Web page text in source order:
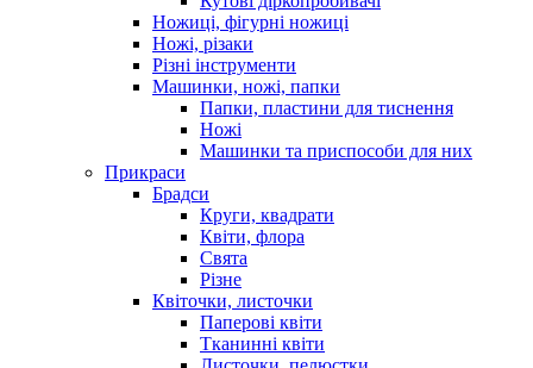
Ножиці, фігурні ножиці
Ножі, різаки
Різні інструменти
Машинки, ножі, папки
Папки, пластини для тиснення
Ножі
Машинки та приспособи для них
Прикраси
Брадси
Круги, квадрати
Квіти, флора
Свята
Різне
Квіточки, листочки
Паперові квіти
Тканинні квіти